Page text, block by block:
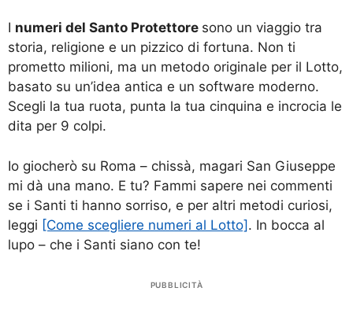
I numeri del Santo Protettore sono un viaggio tra
storia, religione e un pizzico di fortuna. Non ti
prometto milioni, ma un metodo originale per il Lotto,
basato su un’idea antica e un software moderno.
Scegli la tua ruota, punta la tua cinquina e incrocia le
dita per 9 colpi.
Io giocherò su Roma – chissà, magari San Giuseppe
mi dà una mano. E tu? Fammi sapere nei commenti
se i Santi ti hanno sorriso, e per altri metodi curiosi,
leggi [Come scegliere numeri al Lotto]. In bocca al
lupo – che i Santi siano con te!
PUBBLICITÀ